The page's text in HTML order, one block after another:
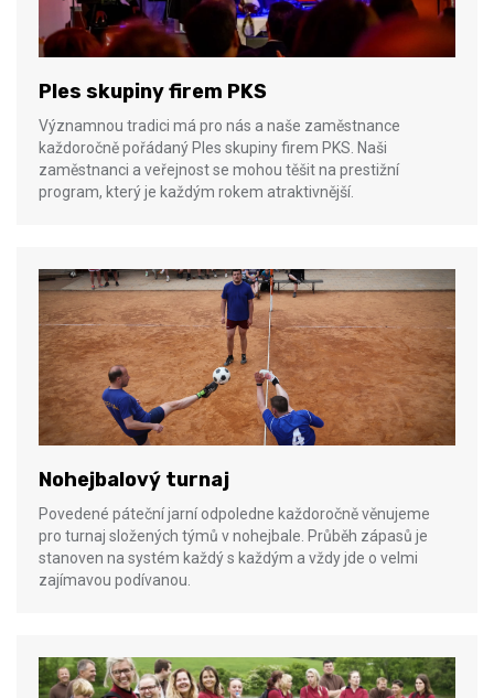
Ples skupiny firem PKS
Významnou tradici má pro nás a naše zaměstnance
každoročně pořádaný Ples skupiny firem PKS. Naši
zaměstnanci a veřejnost se mohou těšit na prestižní
program, který je každým rokem atraktivnější.
Nohejbalový turnaj
Povedené páteční jarní odpoledne každoročně věnujeme
pro turnaj složených týmů v nohejbale. Průběh zápasů je
stanoven na systém každý s každým a vždy jde o velmi
zajímavou podívanou.